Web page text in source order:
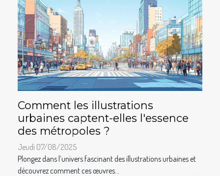
Comment les illustrations
urbaines captent-elles l'essence
des métropoles ?
Jeudi 07/08/2025
Plongez dans l’univers fascinant des illustrations urbaines et
découvrez comment ces œuvres...